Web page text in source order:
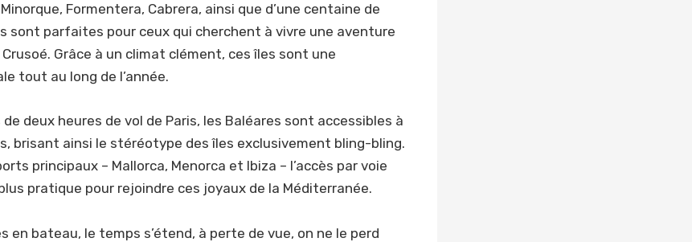
Formentera, Cabrera, ainsi que d’une centaine de
sont parfaites pour ceux qui cherchent à vivre une aventure
Grâce à un climat clément, ces îles sont une
tout au long de l’année.
deux heures de vol de Paris, les Baléares sont accessibles à
brisant ainsi le stéréotype des îles exclusivement bling-bling.
principaux – Mallorca, Menorca et Ibiza – l’accès par voie
pratique pour rejoindre ces joyaux de la Méditerranée.
en bateau, le temps s’étend, à perte de vue, on ne le perd